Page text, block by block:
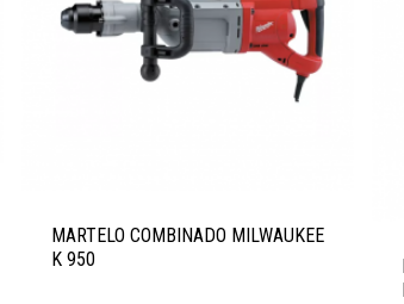
MARTELO COMBINADO MILWAUKEE
K 950